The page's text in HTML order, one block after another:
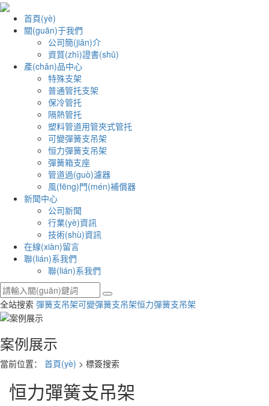
首頁(yè)
關(guān)于我們
公司簡(jiǎn)介
資質(zhì)證書(shū)
產(chǎn)品中心
特殊支架
普通管托支架
保冷管托
隔熱管托
塑料管道用管夾式管托
可變彈簧支吊架
恒力彈簧支吊架
彈簧箱支座
管道過(guò)濾器
風(fēng)門(mén)補償器
新聞中心
公司新聞
行業(yè)資訊
技術(shù)資訊
在線(xiàn)留言
聯(lián)系我們
聯(lián)系我們
全站搜索 彈簧支吊架可變彈簧支吊架恒力彈簧支吊架
案例展示
當前位置： 首頁(yè) > 標簽搜索
恒力彈簧支吊架